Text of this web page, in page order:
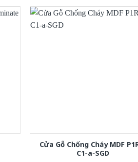
Cửa Gỗ Chống Cháy MDF
C1-a-SGD